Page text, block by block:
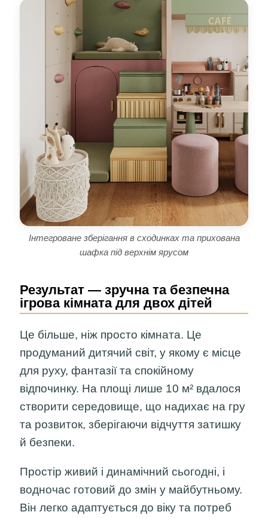
Інтегроване зберігання в сходинках та прихована
шафка під верхнім ярусом
Результат — зручна та безпечна
ігрова кімната для двох дітей
Це більше, ніж просто кімната. Це
продуманий дитячий світ, у якому є місце
для руху, фантазії та спокійному
відпочинку. На площі лише 10 м² вдалося
створити середовище, що надихає на гру
та розвиток, зберігаючи відчуття затишку
й безпеки.
Простір живий і динамічний сьогодні, і
водночас готовий до змін у майбутньому.
Він легко адаптується до віку та потреб